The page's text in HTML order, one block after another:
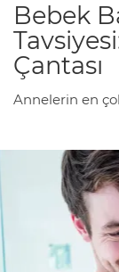
Bebek
Çantası
Annelerin en